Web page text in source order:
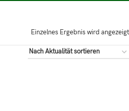
Einzelnes Ergebnis wird angezeigt